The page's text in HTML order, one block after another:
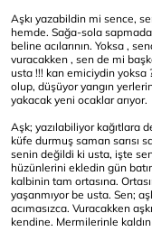
Aşkı yazabildin mi sence,
hemde. Sağa-sola
beline acılarının. Yoksa ,
vuracakken , sen de mi
usta !!! kan emiciydin yoksa
olup, düşüyor yangın
yakacak yeni ocaklar arıyor.
Aşk; yazılabiliyor kağıtlara
küfe durmuş saman sarısı
senin değildi ki usta, işte
hüzünlerini ekledin gün
kalbinin tam ortasına.
yaşanmıyor be usta. Sen;
acımasızca. Vuracakken
kendine. Mermilerinle